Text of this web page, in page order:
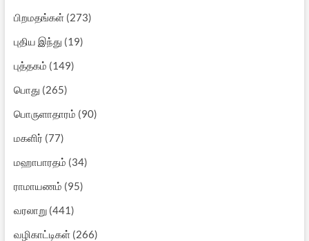
பிறமதங்கள்(273)
புதிய இந்து (19)
புத்தகம் (149)
பொது (265)
பொருளாதாரம் (90)
மகளிர் (77)
மஹாபாரதம் (34)
ராமாயணம் (95)
வரலாறு(441)
வழிகாட்டிகள்(266)